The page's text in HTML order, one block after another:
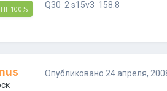
100% Q30 2 s15v3 158.8
Опубликовано 24 апреля,